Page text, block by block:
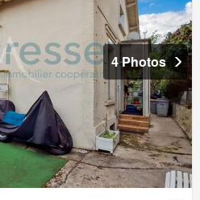
4 Photos